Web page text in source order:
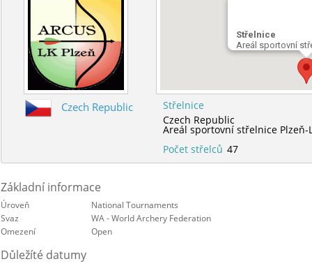
Střelnice
Areál sportovní
Czech Republic
Střelnice
Czech Republic
Areál sportovní střelnice Plzeň-
Počet střelců 47
Základní informace
Úroveň
National Tournaments
Svaz
WA - World Archery Federation
Omezení
Open
Důležíté datumy